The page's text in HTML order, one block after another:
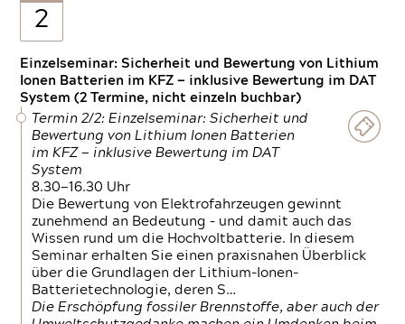
2
Einzelseminar: Sicherheit und Bewertung von Lithium
Ionen Batterien im KFZ — inklusive Bewertung im DAT
System (2 Termine, nicht einzeln buchbar)
Termin 2/2: Einzelseminar: Sicherheit und
Bewertung von Lithium Ionen Batterien
im KFZ — inklusive Bewertung im DAT
System
8.30—16.30 Uhr
Die Bewertung von Elektrofahrzeugen gewinnt
zunehmend an Bedeutung – und damit auch das
Wissen rund um die Hochvoltbatterie. In diesem
Seminar erhalten Sie einen praxisnahen Überblick
über die Grundlagen der Lithium-Ionen-
Batterietechnologie, deren S…
Die Erschöpfung fossiler Brennstoffe, aber auch der